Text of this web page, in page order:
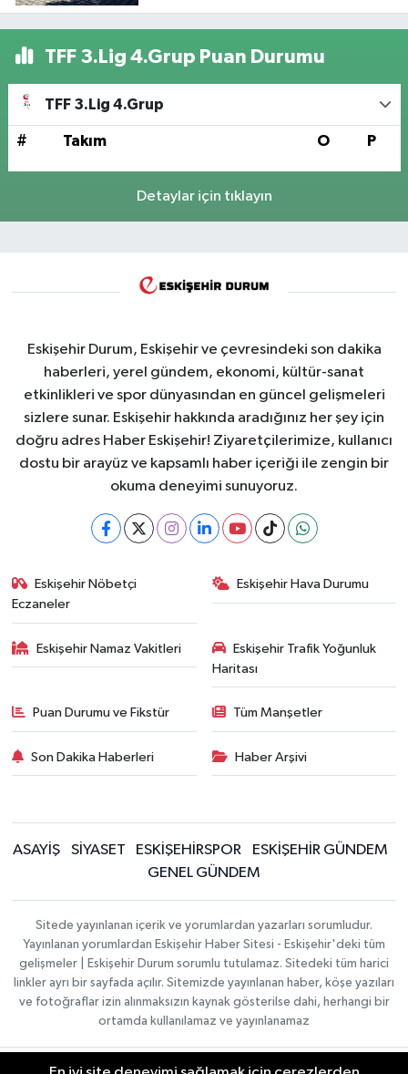
TFF 3.Lig 4.Grup Puan Durumu
TFF 3.Lig 4.Grup
# Takım O P
Detaylar için tıklayın
Eskişehir Durum, Eskişehir ve çevresindeki son dakika
haberleri, yerel gündem, ekonomi, kültür-sanat
etkinlikleri ve spor dünyasından en güncel gelişmeleri
sizlere sunar. Eskişehir hakkında aradığınız her şey için
doğru adres Haber Eskişehir! Ziyaretçilerimize, kullanıcı
dostu bir arayüz ve kapsamlı haber içeriği ile zengin bir
okuma deneyimi sunuyoruz.
Eskişehir Nöbetçi
Eczaneler
Eskişehir Hava Durumu
Eskişehir Namaz Vakitleri
Eskişehir Trafik Yoğunluk
Haritası
Puan Durumu ve Fikstür Tüm Manşetler
Son Dakika Haberleri Haber Arşivi
ASAYİŞ SİYASET ESKİŞEHİRSPOR
ESKİŞEHİR GÜNDEM
GENEL GÜNDEM
Sitede yayınlanan içerik ve yorumlardan yazarları sorumludur.
Yayınlanan yorumlardan Eskişehir Haber Sitesi - Eskişehir'deki tüm
gelişmeler | Eskişehir Durum sorumlu tutulamaz. Sitedeki tüm harici
linkler ayrı bir sayfada açılır. Sitemizde yayınlanan haber, köşe yazıları
ve fotoğraflar izin alınmaksızın kaynak gösterilse dahi, herhangi bir
ortamda kullanılamaz ve yayınlanamaz